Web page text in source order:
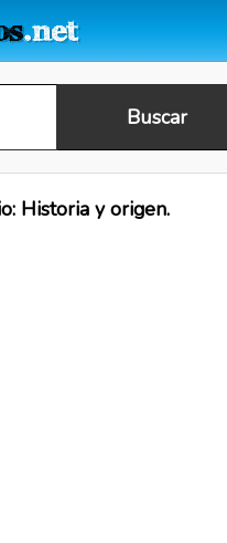
Historia y origen.